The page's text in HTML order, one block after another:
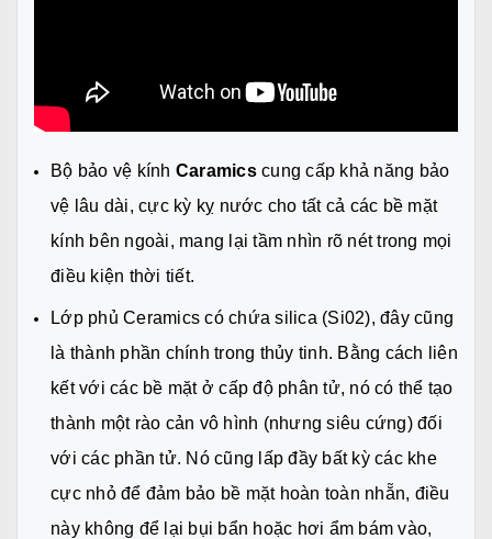
Bộ bảo vệ kính Caramics cung cấp khả năng bảo
vệ lâu dài, cực kỳ kỵ nước cho tất cả các bề mặt
kính bên ngoài, mang lại tầm nhìn rõ nét trong mọi
điều kiện thời tiết.
Lớp phủ Ceramics có chứa silica (Si02), đây cũng
là thành phần chính trong thủy tinh. Bằng cách liên
kết với các bề mặt ở cấp độ phân tử, nó có thể tạo
thành một rào cản vô hình (nhưng siêu cứng) đối
với các phần tử. Nó cũng lấp đầy bất kỳ các khe
cực nhỏ để đảm bảo bề mặt hoàn toàn nhẵn, điều
này không để lại bụi bẩn hoặc hơi ẩm bám vào,